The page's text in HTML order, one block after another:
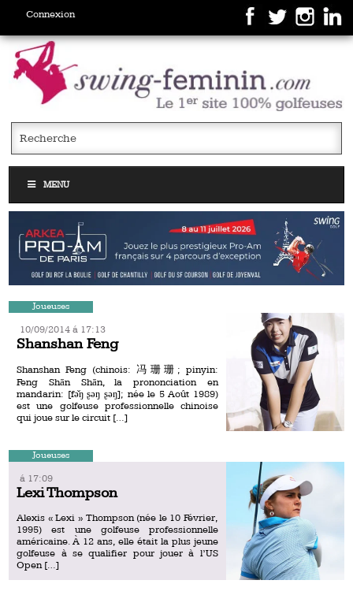
Connexion
MENU
Joueuses
10/09/2014 á 17:13
Shanshan Feng
Shanshan Feng (chinois: 冯珊珊; pinyin:
Feng Shān Shān, la prononciation en
mandarin: [fə̌ŋ ʂəŋ ʂəŋ]; née le 5 Août 1989)
est une golfeuse professionnelle chinoise
qui joue sur le circuit […]
Joueuses
á 17:09
Lexi Thompson
Alexis « Lexi » Thompson (née le 10 Février,
1995) est une golfeuse professionnelle
américaine. À 12 ans, elle était la plus jeune
golfeuse à se qualifier pour jouer à l’US
Open […]